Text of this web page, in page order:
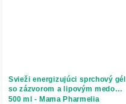
Svieži energizujúci sprchový gél
so zázvorom a lipovým medom -
500 ml - Mama Pharmelia